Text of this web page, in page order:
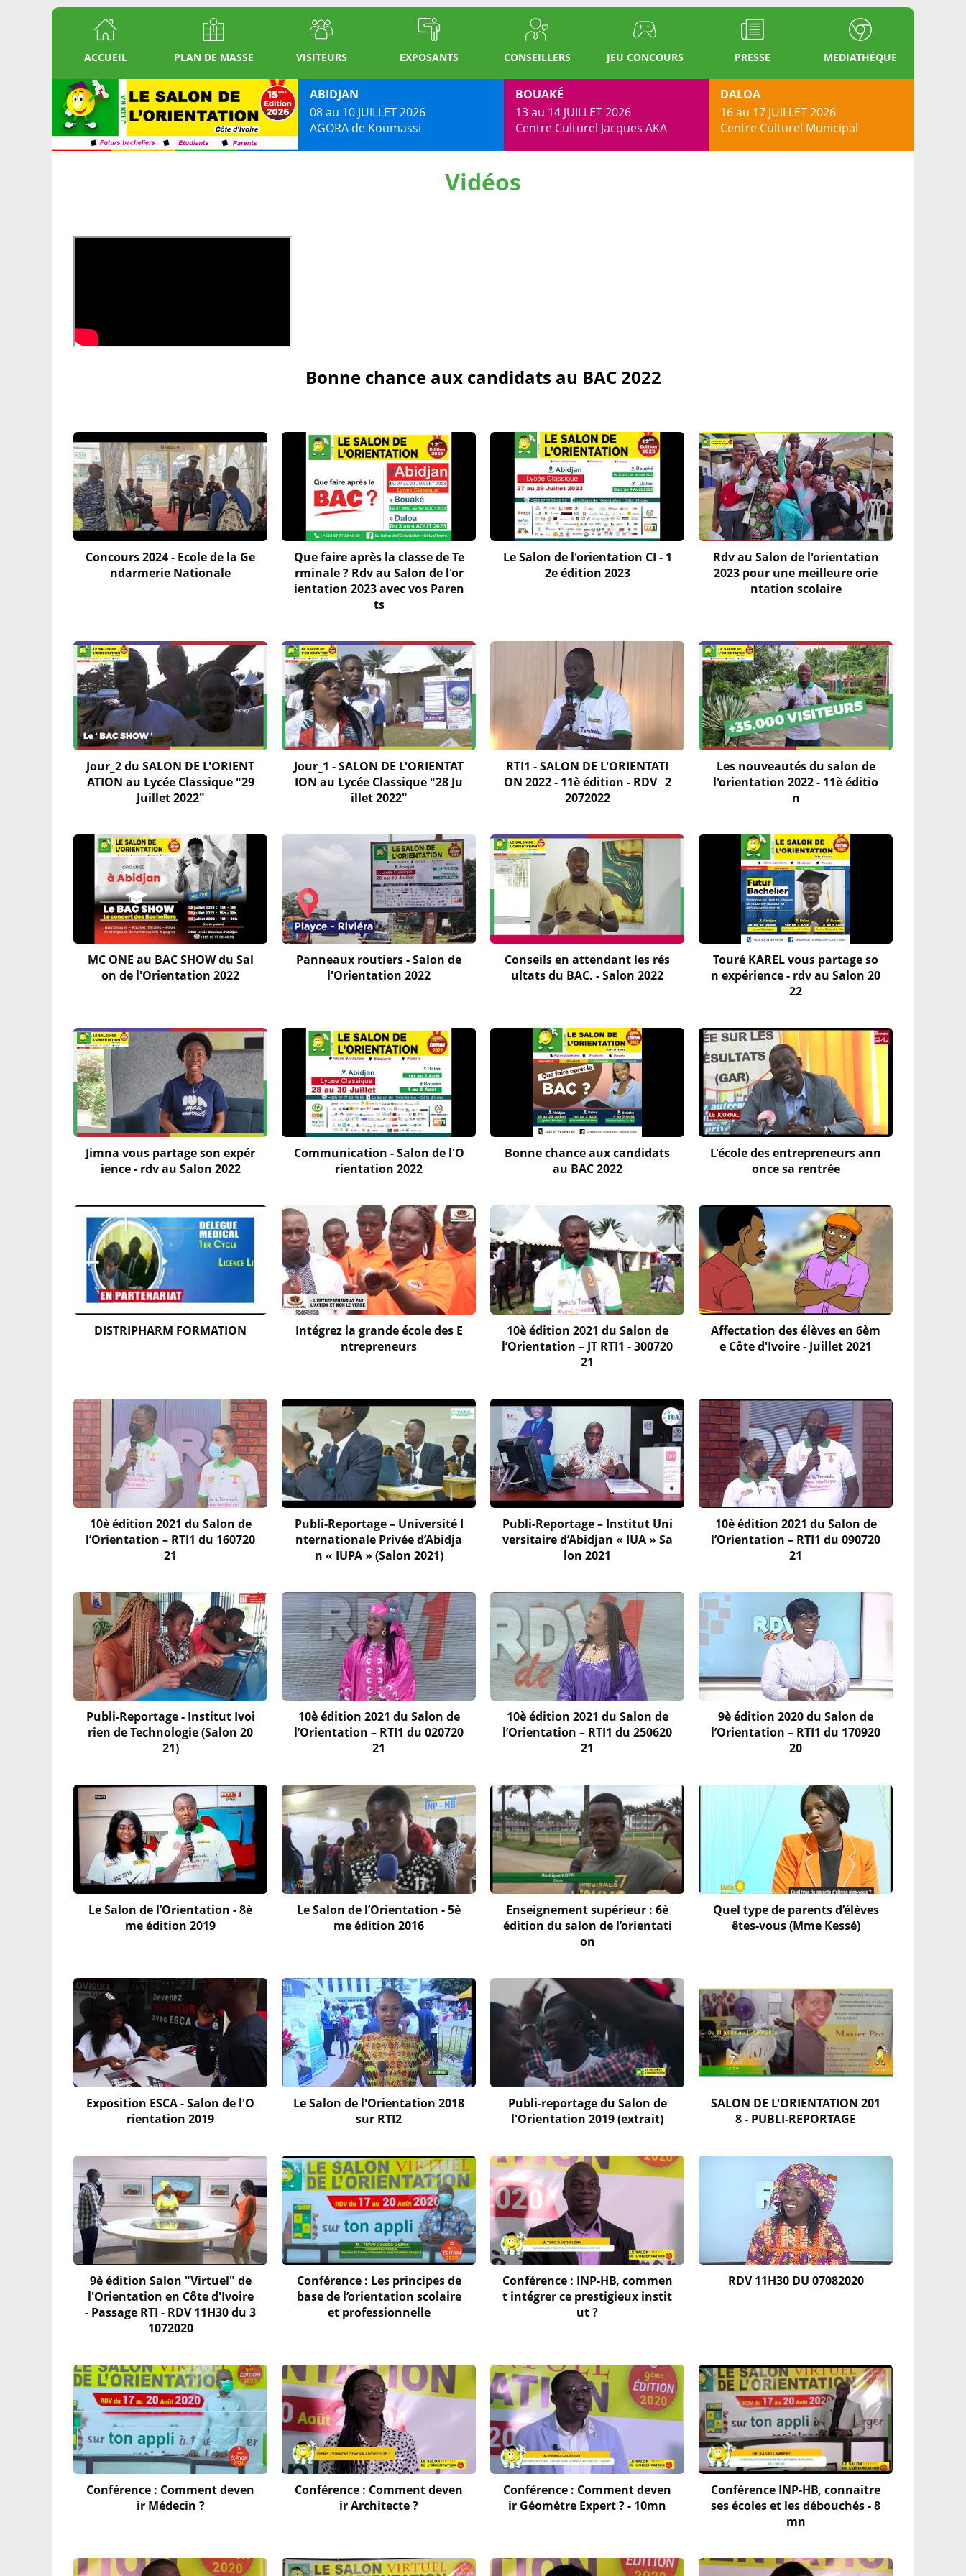
ACCUEIL PLAN DE MASSE VISITEURS EXPOSANTS CONSEILLERS JEU CONCOURS PRESSE MEDIATHÈQUE
ABIDJAN
08 au 10 JUILLET 2026
AGORA de Koumassi
BOUAKÉ
13 au 14 JUILLET 2026
Centre Culturel Jacques AKA
DALOA
16 au 17 JUILLET 2026
Centre Culturel Municipal
Vidéos
Bonne chance aux candidats au BAC 2022
Concours 2024 - Ecole de la Ge
ndarmerie Nationale
Que faire après la classe de Te
rminale ? Rdv au Salon de l'or
ientation 2023 avec vos Paren
ts
Le Salon de l'orientation CI - 1
2e édition 2023
Rdv au Salon de l'orientation
2023 pour une meilleure orie
ntation scolaire
Jour_2 du SALON DE L'ORIENT
ATION au Lycée Classique "29
Juillet 2022"
Jour_1 - SALON DE L'ORIENTAT
ION au Lycée Classique "28 Ju
illet 2022"
RTI1 - SALON DE L'ORIENTATI
ON 2022 - 11è édition - RDV_ 2
2072022
Les nouveautés du salon de
l'orientation 2022 - 11è éditio
n
MC ONE au BAC SHOW du Sal
on de l'Orientation 2022
Panneaux routiers - Salon de
l'Orientation 2022
Conseils en attendant les rés
ultats du BAC. - Salon 2022
Touré KAREL vous partage so
n expérience - rdv au Salon 20
22
Jimna vous partage son expér
ience - rdv au Salon 2022
Communication - Salon de l'O
rientation 2022
Bonne chance aux candidats
au BAC 2022
L'école des entrepreneurs ann
once sa rentrée
DISTRIPHARM FORMATION
Intégrez la grande école des E
ntrepreneurs
10è édition 2021 du Salon de
l’Orientation – JT RTI1 - 300720
21
Affectation des élèves en 6èm
e Côte d'Ivoire - Juillet 2021
10è édition 2021 du Salon de
l’Orientation – RTI1 du 160720
21
Publi-Reportage – Université I
nternationale Privée d’Abidja
n « IUPA » (Salon 2021)
Publi-Reportage – Institut Uni
versitaire d’Abidjan « IUA » Sa
lon 2021
10è édition 2021 du Salon de
l’Orientation – RTI1 du 090720
21
Publi-Reportage - Institut Ivoi
rien de Technologie (Salon 20
21)
10è édition 2021 du Salon de
l’Orientation – RTI1 du 020720
21
10è édition 2021 du Salon de
l’Orientation – RTI1 du 250620
21
9è édition 2020 du Salon de
l’Orientation – RTI1 du 170920
20
Le Salon de l’Orientation - 8è
me édition 2019
Le Salon de l’Orientation - 5è
me édition 2016
Enseignement supérieur : 6è
édition du salon de l’orientati
on
Quel type de parents d’élèves
êtes-vous (Mme Kessé)
Exposition ESCA - Salon de l'O
rientation 2019
Le Salon de l'Orientation 2018
sur RTI2
Publi-reportage du Salon de
l'Orientation 2019 (extrait)
SALON DE L'ORIENTATION 201
8 - PUBLI-REPORTAGE
9è édition Salon "Virtuel" de
l'Orientation en Côte d'Ivoire
- Passage RTI - RDV 11H30 du 3
1072020
Conférence : Les principes de
base de l’orientation scolaire
et professionnelle
Conférence : INP-HB, commen
t intégrer ce prestigieux instit
ut ?
RDV 11H30 DU 07082020
Conférence : Comment deven
ir Médecin ?
Conférence : Comment deven
ir Architecte ?
Conférence : Comment deven
ir Géomètre Expert ? - 10mn
Conférence INP-HB, connaitre
ses écoles et les débouchés - 8
mn